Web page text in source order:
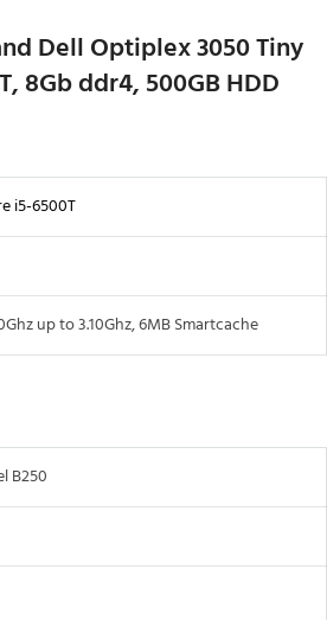
Dell Optiplex 3050 Tiny
8Gb ddr4, 500GB HDD
i5-6500T
up to 3.10Ghz, 6MB Smartcache
B250